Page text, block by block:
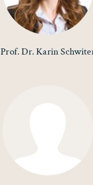
Prof. Dr. Karin